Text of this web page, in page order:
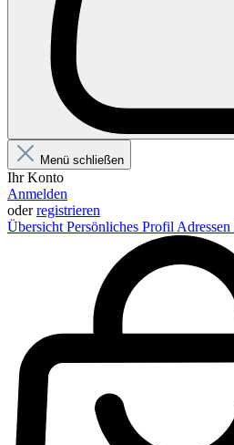
Menü schließen
Ihr Konto
Anmelden
oderregistrieren
Übersicht Persönliches Profil Adressen